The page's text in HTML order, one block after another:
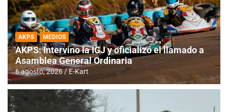
AKPS MEDIOS
AKPS: Intervino la IGJ y oficializó el llamado a
Asamblea General Ordinaria
6 agosto, 2026 E-Kart